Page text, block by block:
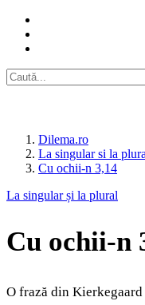
Dilema.ro
La singular si la
Cu ochii‑n 3,14
La singular și la plural
Cu ochii‑n
O frază din